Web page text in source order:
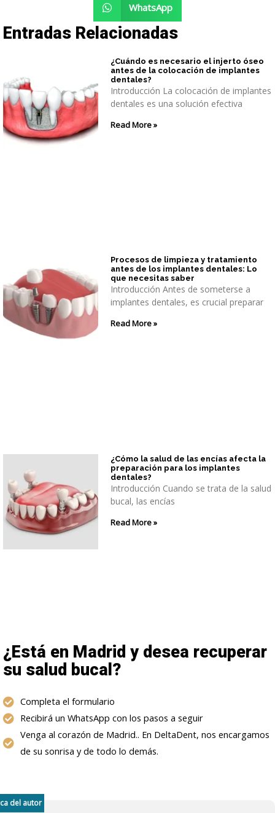
WhatsApp
Entradas Relacionadas
¿Cuándo es necesario el injerto óseo
antes de la colocación de implantes
dentales?
Introducción La colocación de implantes
dentales es una solución efectiva
Read More »
Procesos de limpieza y tratamiento
antes de los implantes dentales: Lo
que necesitas saber
Introducción Antes de someterse a
implantes dentales, es crucial preparar
Read More »
¿Cómo la salud de las encías afecta la
preparación para los implantes
dentales?
Introducción Cuando se trata de la salud
bucal, las encías
Read More »
¿Está en Madrid y desea recuperar
su salud bucal?
Completa el formulario
Recibirá un WhatsApp con los pasos a seguir
Venga al corazón de Madrid.. En DeltaDent, nos encargamos
de su sonrisa y de todo lo demás.
del autor